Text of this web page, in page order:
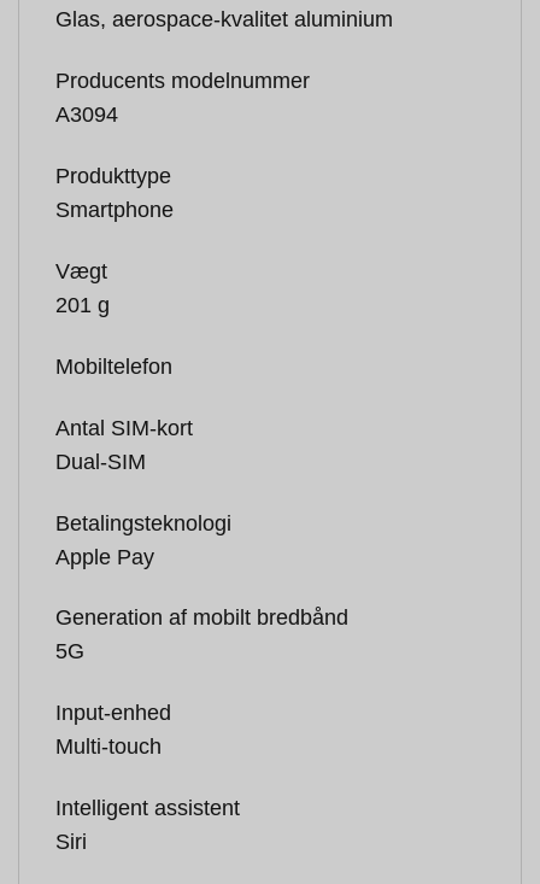
Glas, aerospace-kvalitet aluminium
Producents modelnummer
A3094
Produkttype
Smartphone
Vægt
201 g
Mobiltelefon
Antal SIM-kort
Dual-SIM
Betalingsteknologi
Apple Pay
Generation af mobilt bredbånd
5G
Input-enhed
Multi-touch
Intelligent assistent
Siri